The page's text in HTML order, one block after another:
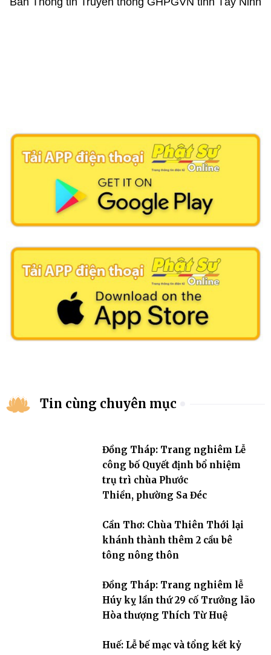
Tin cùng chuyên mục
Đồng Tháp: Trang nghiêm Lễ
công bố Quyết định bổ nhiệm
trụ trì chùa Phước
Thiền, phường Sa Đéc
Cần Thơ: Chùa Thiên Thới lại
khánh thành thêm 2 cầu bê
tông nông thôn
Đồng Tháp: Trang nghiêm lễ
Húy kỵ lần thứ 29 cố Trưởng lão
Hòa thượng Thích Từ Huệ
Huế: Lễ bế mạc và tổng kết kỷ